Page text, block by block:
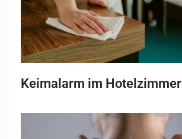
Keimalarm im Hotelzimmer